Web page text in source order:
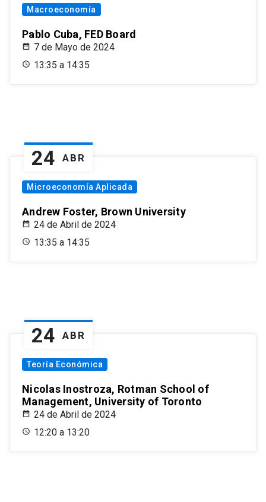
Macroeconomía
Pablo Cuba, FED Board
7 de Mayo de 2024
13:35 a 14:35
24 ABR
Microeconomía Aplicada
Andrew Foster, Brown University
24 de Abril de 2024
13:35 a 14:35
24 ABR
Teoría Económica
Nicolas Inostroza, Rotman School of
Management, University of Toronto
24 de Abril de 2024
12:20 a 13:20